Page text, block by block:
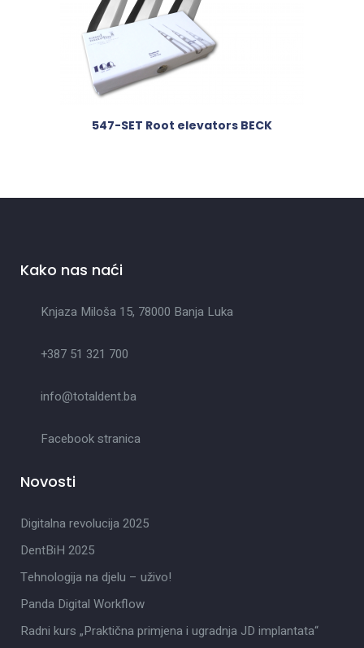
547-SET Root elevators BECK
Kako nas naći
Knjaza Miloša 15, 78000 Banja Luka
+387 51 321 700
info@totaldent.ba
Facebook stranica
Novosti
Digitalna revolucija 2025
DentBiH 2025
Tehnologija na djelu – uživo!
Panda Digital Workflow
Radni kurs „Praktična primjena i ugradnja JD implantata“